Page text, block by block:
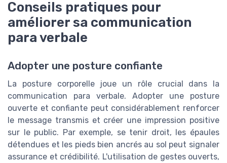
Conseils pratiques pour
améliorer sa communication
para verbale
Adopter une posture confiante
La posture corporelle joue un rôle crucial dans la
communication para verbale. Adopter une posture
ouverte et confiante peut considérablement renforcer
le message transmis et créer une impression positive
sur le public. Par exemple, se tenir droit, les épaules
détendues et les pieds bien ancrés au sol peut signaler
assurance et crédibilité. L'utilisation de gestes ouverts,